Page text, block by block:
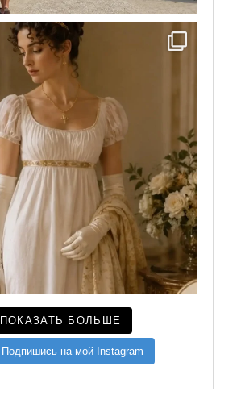
ПОКАЗАТЬ БОЛЬШЕ
Подпишись на мой Instagram